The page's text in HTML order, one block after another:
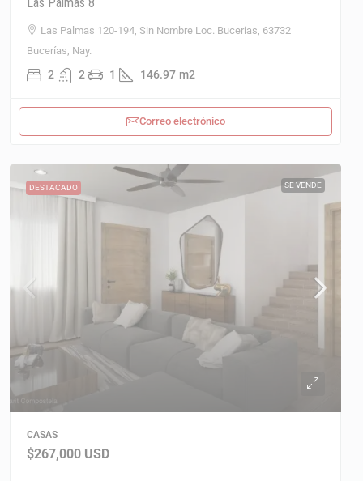
Las Palmas 120-194, Sin Nombre Loc. Bucerias, 63732
Bucerías, Nay.
2 2 1 146.97 m2
Correo electrónico
DESTACADO SE VENDE
CASAS
$267,000 USD